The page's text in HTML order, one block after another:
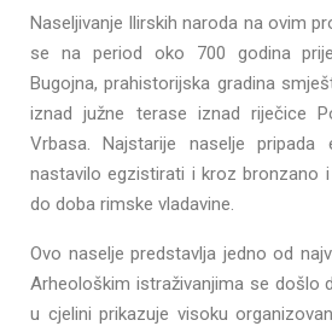
Naseljivanje Ilirskih naroda na ovim
se na period oko 700 godina
Bugojna, prahistorijska gradina
iznad južne terase iznad riječice
Vrbasa. Najstarije naselje
nastavilo egzistirati i kroz bronzano
do doba rimske vladavine.
Ovo naselje predstavlja jedno od
Arheološkim istraživanjima se došlo
u cjelini prikazuje visoku